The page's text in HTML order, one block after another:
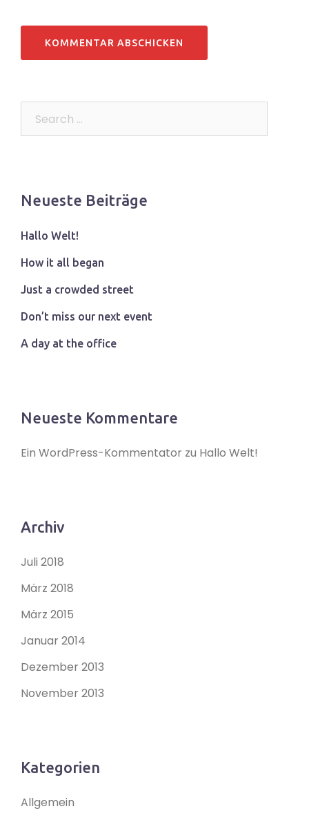
Neueste Beiträge
Hallo Welt!
How it all began
Just a crowded street
Don’t miss our next event
A day at the office
Neueste Kommentare
Ein WordPress-Kommentator zu Hallo Welt!
Archiv
Juli 2018
März 2018
März 2015
Januar 2014
Dezember 2013
November 2013
Kategorien
Allgemein